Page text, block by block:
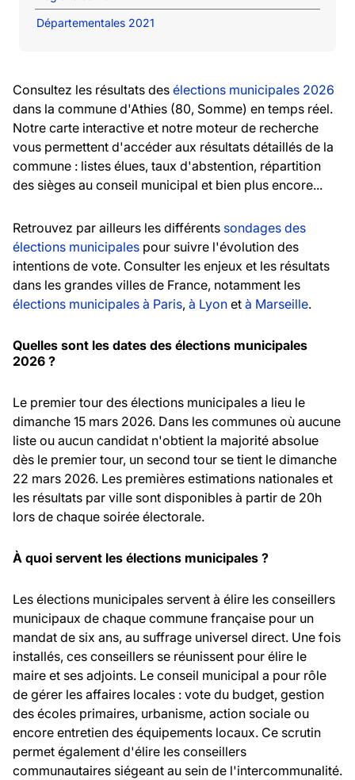
Départementales 2021
Consultez les résultats des élections municipales 2026
dans la commune d'Athies (80, Somme) en temps réel.
Notre carte interactive et notre moteur de recherche
vous permettent d'accéder aux résultats détaillés de la
commune : listes élues, taux d'abstention, répartition
des sièges au conseil municipal et bien plus encore...
Retrouvez par ailleurs les différents sondages des
élections municipales pour suivre l'évolution des
intentions de vote. Consulter les enjeux et les résultats
dans les grandes villes de France, notamment les
élections municipales à Paris, à Lyon et à Marseille.
Quelles sont les dates des élections municipales
2026 ?
Le premier tour des élections municipales a lieu le
dimanche 15 mars 2026. Dans les communes où aucune
liste ou aucun candidat n'obtient la majorité absolue
dès le premier tour, un second tour se tient le dimanche
22 mars 2026. Les premières estimations nationales et
les résultats par ville sont disponibles à partir de 20h
lors de chaque soirée électorale.
À quoi servent les élections municipales ?
Les élections municipales servent à élire les conseillers
municipaux de chaque commune française pour un
mandat de six ans, au suffrage universel direct. Une fois
installés, ces conseillers se réunissent pour élire le
maire et ses adjoints. Le conseil municipal a pour rôle
de gérer les affaires locales : vote du budget, gestion
des écoles primaires, urbanisme, action sociale ou
encore entretien des équipements locaux. Ce scrutin
permet également d'élire les conseillers
communautaires siégeant au sein de l'intercommunalité.